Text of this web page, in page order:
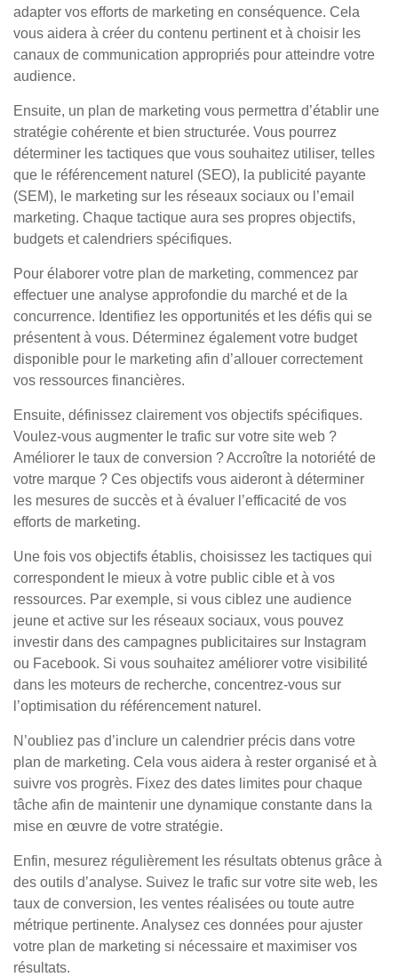
adapter vos efforts de marketing en conséquence. Cela
vous aidera à créer du contenu pertinent et à choisir les
canaux de communication appropriés pour atteindre votre
audience.
Ensuite, un plan de marketing vous permettra d’établir une
stratégie cohérente et bien structurée. Vous pourrez
déterminer les tactiques que vous souhaitez utiliser, telles
que le référencement naturel (SEO), la publicité payante
(SEM), le marketing sur les réseaux sociaux ou l’email
marketing. Chaque tactique aura ses propres objectifs,
budgets et calendriers spécifiques.
Pour élaborer votre plan de marketing, commencez par
effectuer une analyse approfondie du marché et de la
concurrence. Identifiez les opportunités et les défis qui se
présentent à vous. Déterminez également votre budget
disponible pour le marketing afin d’allouer correctement
vos ressources financières.
Ensuite, définissez clairement vos objectifs spécifiques.
Voulez-vous augmenter le trafic sur votre site web ?
Améliorer le taux de conversion ? Accroître la notoriété de
votre marque ? Ces objectifs vous aideront à déterminer
les mesures de succès et à évaluer l’efficacité de vos
efforts de marketing.
Une fois vos objectifs établis, choisissez les tactiques qui
correspondent le mieux à votre public cible et à vos
ressources. Par exemple, si vous ciblez une audience
jeune et active sur les réseaux sociaux, vous pouvez
investir dans des campagnes publicitaires sur Instagram
ou Facebook. Si vous souhaitez améliorer votre visibilité
dans les moteurs de recherche, concentrez-vous sur
l’optimisation du référencement naturel.
N’oubliez pas d’inclure un calendrier précis dans votre
plan de marketing. Cela vous aidera à rester organisé et à
suivre vos progrès. Fixez des dates limites pour chaque
tâche afin de maintenir une dynamique constante dans la
mise en œuvre de votre stratégie.
Enfin, mesurez régulièrement les résultats obtenus grâce à
des outils d’analyse. Suivez le trafic sur votre site web, les
taux de conversion, les ventes réalisées ou toute autre
métrique pertinente. Analysez ces données pour ajuster
votre plan de marketing si nécessaire et maximiser vos
résultats.